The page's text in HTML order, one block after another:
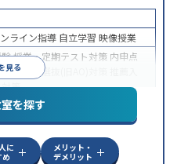
見る
ライン指導 自立学習 映像授業
授業・定期テスト対策 内申点
着 総合型選抜(旧AO)対策
策
授業の振替可能
レットを利用オンライン対応1
を探す
に
め
メリット・
デメリット